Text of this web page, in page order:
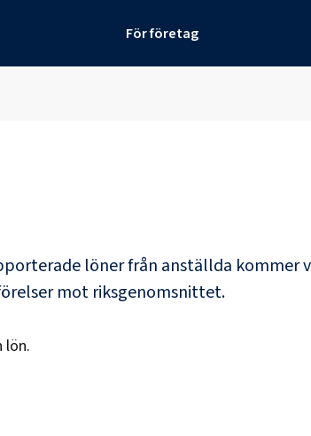
För företag
löner från anställda kommer
mot riksgenomsnittet.
lön.